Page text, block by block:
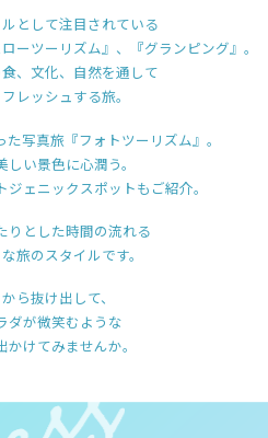
として注目されている
ーツーリズム』、『グランピング』。
、文化、自然を通して
レッシュする旅。
写真旅『フォトツーリズム』。
い景色に心潤う。
ェニックスポットもご紹介。
りとした時間の流れる
旅のスタイルです。
ら抜け出して、
ダが微笑むような
けてみませんか。